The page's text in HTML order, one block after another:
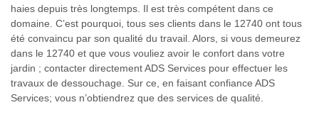
haies depuis très longtemps. Il est très compétent dans ce
domaine. C’est pourquoi, tous ses clients dans le 12740 ont tous
été convaincu par son qualité du travail. Alors, si vous demeurez
dans le 12740 et que vous vouliez avoir le confort dans votre
jardin ; contacter directement ADS Services pour effectuer les
travaux de dessouchage. Sur ce, en faisant confiance ADS
Services; vous n’obtiendrez que des services de qualité.